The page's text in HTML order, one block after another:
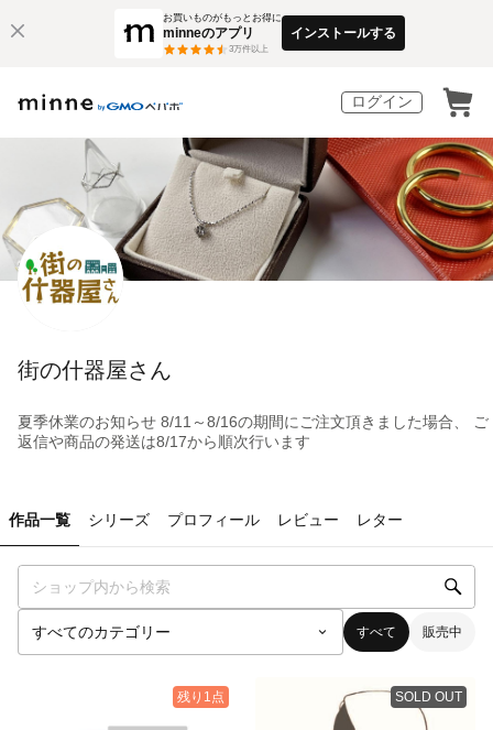
お買いものがもっとお得に
minneのアプリ
3万件以上
インストールする
ログイン
街の什器屋さん
夏季休業のお知らせ 8/11～8/16の期間にご注文頂きました場合、 ご
返信や商品の発送は8/17から順次行います
作品一覧 シリーズ プロフィール レビュー レター
すべて 販売中
残り1点 SOLD OUT